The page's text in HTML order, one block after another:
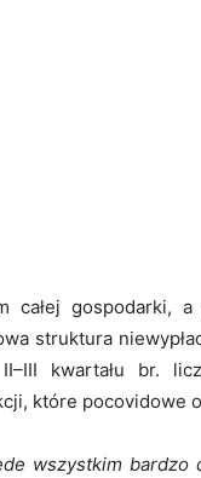
gospodarki,
struktura
kwartału br.
które pocovidowe
wszystkim